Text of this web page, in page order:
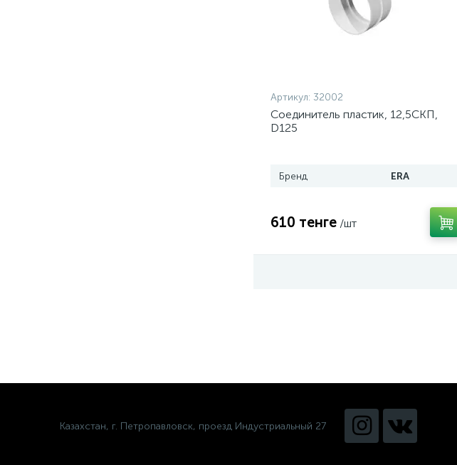
Артикул: 32002
Соединитель пластик, 12,5СКП,
D125
Бренд ERA
610 тенге /шт
Казахстан, г. Петропавловск, проезд Индустриальный 27